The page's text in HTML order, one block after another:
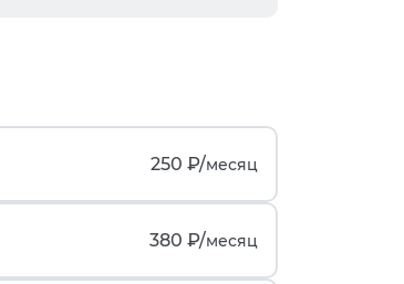
250 ₽/месяц
380 ₽/месяц